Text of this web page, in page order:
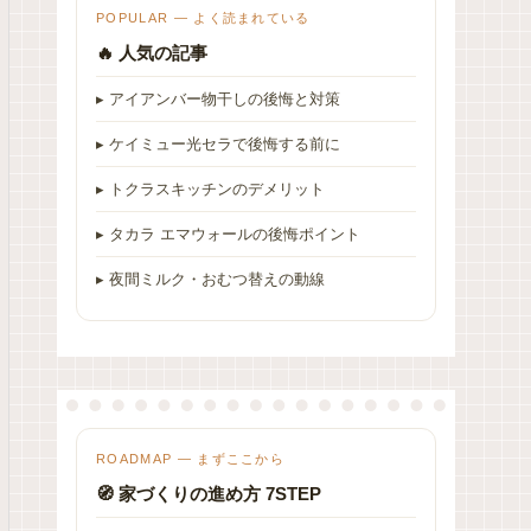
POPULAR — よく読まれている
🔥 人気の記事
▸ アイアンバー物干しの後悔と対策
▸ ケイミュー光セラで後悔する前に
▸ トクラスキッチンのデメリット
▸ タカラ エマウォールの後悔ポイント
▸ 夜間ミルク・おむつ替えの動線
ROADMAP — まずここから
🧭 家づくりの進め方 7STEP